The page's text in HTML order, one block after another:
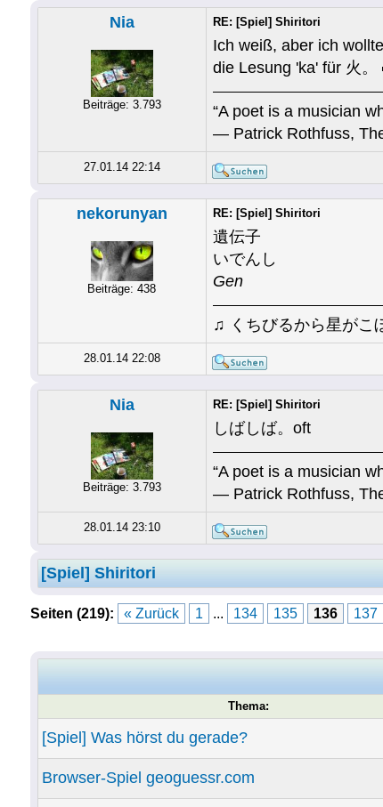
Nia
Beiträge: 3.793
RE: [Spiel] Shiritori
Ich weiß, aber ich
die Lesung 'ka' für 火。
“A poet is a musician
― Patrick Rothfuss,
27.01.14 22:14
nekorunyan
Beiträge: 438
RE: [Spiel] Shiritori
遺伝子
いでんし
Gen
♫ くちびるから星がこ
28.01.14 22:08
Nia
Beiträge: 3.793
RE: [Spiel] Shiritori
しばしば。oft
“A poet is a musician
― Patrick Rothfuss,
28.01.14 23:10
[Spiel] Shiritori
Seiten (219): « Zurück 1 ... 134 135 136 137
Thema:
[Spiel] Was hörst du gerade?
Browser-Spiel geoguessr.com